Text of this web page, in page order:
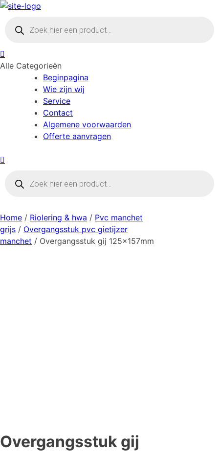
Skip
content
zoeken
Alle Categorieën
Beginpagina
Wie zijn wij
Service
Contact
Algemene voorwaarden
Offerte aanvragen
zoeken
Home / Riolering & hwa / Pvc manchet
grijs / Overgangsstuk pvc gietijzer
manchet / Overgangsstuk gij 125x157mm
Overgangsstuk gij